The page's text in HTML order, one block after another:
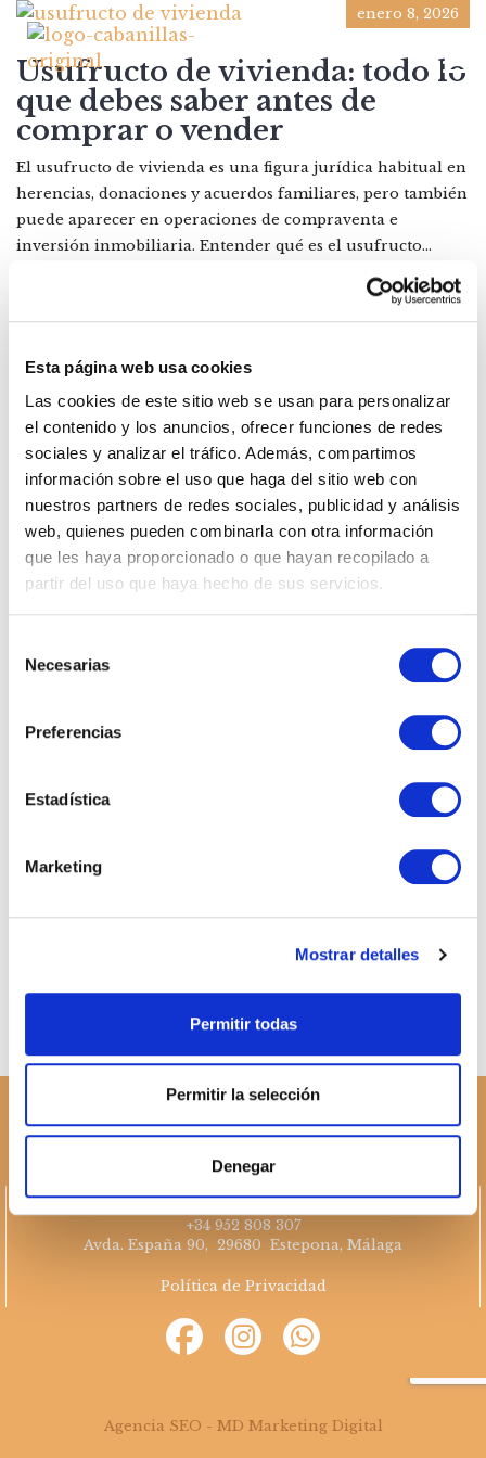
Esta página web usa cookies
Las cookies de este sitio web se usan para personalizar
el contenido y los anuncios, ofrecer funciones de redes
sociales y analizar el tráfico. Además, compartimos
información sobre el uso que haga del sitio web con
nuestros partners de redes sociales, publicidad y análisis
web, quienes pueden combinarla con otra información
que les haya proporcionado o que hayan recopilado a
partir del uso que haya hecho de sus servicios.
Necesarias
Preferencias
Estadística
Marketing
Mostrar detalles
Permitir todas
Permitir la selección
Denegar
enero 8, 2026
Usufructo de vivienda: todo lo
que debes saber antes de
comprar o vender
El usufructo de vivienda es una figura jurídica habitual en
herencias, donaciones y acuerdos familiares, pero también
puede aparecer en operaciones de compraventa e
inversión inmobiliaria. Entender qué es el usufructo...
CATEGORIAS
Propiedades
en España siendo extranjero
siendo no residente
Vivir en Estepona: calidad de vida en la Costa del
+34 952 808 307
Avda. España 90, 29680 Estepona, Málaga
Política de Privacidad
Agencia SEO - MD Marketing Digital